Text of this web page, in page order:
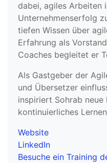
dabei, agiles Arbeiten
Unternehmenserfolg
tiefen Wissen über
Erfahrung als
Coaches begleitet er
Als Gastgeber der
und Übersetzer
inspiriert Sohrab
kontinuierliches Lernen
Website
LinkedIn
Besuche ein Training